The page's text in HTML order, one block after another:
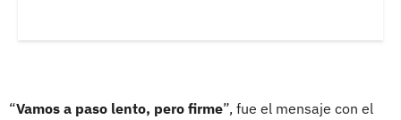
“Vamos a paso lento, pero firme”, fue el mensaje con el